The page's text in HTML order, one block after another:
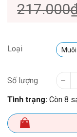
Loại
Số lượng
Tình trạng: Còn 8